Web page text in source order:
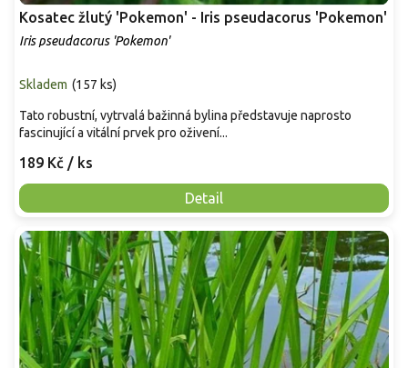
Kosatec žlutý 'Pokemon' - Iris pseudacorus 'Pokemon'
Iris pseudacorus 'Pokemon'
Skladem (157 ks)
189 Kč / ks
Detail
Tato robustní, vytrvalá bažinná bylina představuje naprosto
fascinující a vitální prvek pro oživení...